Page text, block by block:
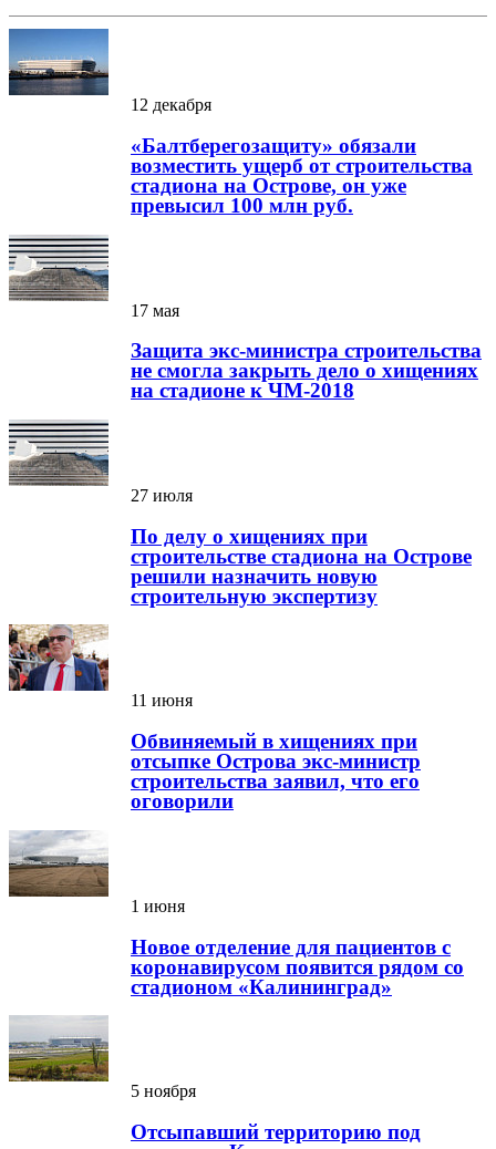
12 декабря
«Балтберегозащиту» обязали
возместить ущерб от строительства
стадиона на Острове, он уже
превысил 100 млн руб.
17 мая
Защита экс-министра строительства
не смогла закрыть дело о хищениях
на стадионе к ЧМ-2018
27 июля
По делу о хищениях при
строительстве стадиона на Острове
решили назначить новую
строительную экспертизу
11 июня
Обвиняемый в хищениях при
отсыпке Острова экс-министр
строительства заявил, что его
оговорили
1 июня
Новое отделение для пациентов с
коронавирусом появится рядом со
стадионом «Калининград»
5 ноября
Отсыпавший территорию под